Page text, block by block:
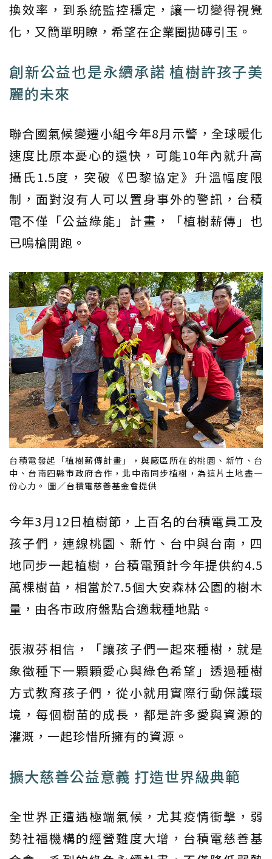
換效率，到系統監控穩定，讓一切變得視覺
化，又簡單明瞭，希望在企業圈拋磚引玉。
創新公益也是永續承諾 植樹許孩子美
麗的未來
聯合國氣候變遷小組今年8月示警，全球暖化
速度比原本憂心的還快，可能10年內就升高
攝氏1.5度，突破《巴黎協定》升溫幅度限
制，面對沒有人可以置身事外的警訊，台積
電不僅「公益綠能」計畫，「植樹薪傳」也
已鳴槍開跑。
台積電發起「植樹薪傳計畫」，與廠區所在的桃園、新竹、台
中、台南四縣市政府合作，北中南同步植樹，為這片土地盡一
份心力。 圖／台積電慈善基金會提供
今年3月12日植樹節，上百名的台積電員工及
孩子們，連線桃園、新竹、台中與台南，四
地同步一起植樹，台積電預計今年提供約4.5
萬棵樹苗，相當於7.5個大安森林公園的樹木
量，由各市政府盤點合適栽種地點。
張淑芬相信，「讓孩子們一起來種樹，就是
象徵種下一顆顆愛心與綠色希望」透過種樹
方式教育孩子們，從小就用實際行動保護環
境，每個樹苗的成長，都是許多愛與資源的
灌溉，一起珍惜所擁有的資源。
擴大慈善公益意義 打造世界級典範
全世界正遭遇極端氣候，尤其疫情衝擊，弱
勢社福機構的經營難度大增，台積電慈善基